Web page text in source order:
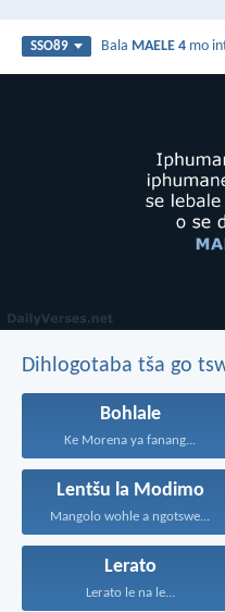
SSO89 Bala MAELE 4 mo
Dihlogotaba tša go
Bohlale
Ke Morena ya fanang...
Lentšu la Modimo
Mangolo wohle a ngotswe...
Lerato
Lerato le na le...